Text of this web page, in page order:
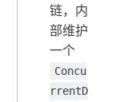
链，内
部维护
一个
Concu
rrentD